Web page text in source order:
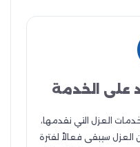
على الخدمة
العزل التي نقدمها،
العزل سيبقى فعالاً لفترة